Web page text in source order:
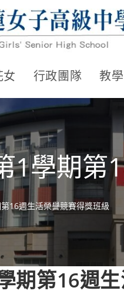
行政團隊 教
1學期第
16週生活榮譽競賽得獎班級
期第16週